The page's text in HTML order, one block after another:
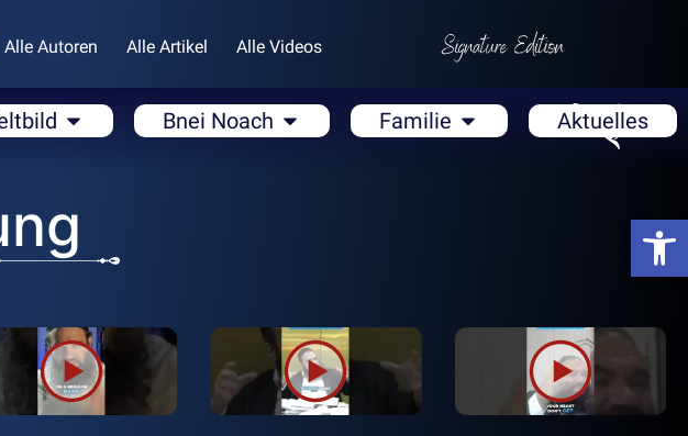
Alle Autoren Alle Artikel Alle Videos
Bnei Noach Familie Aktuelles